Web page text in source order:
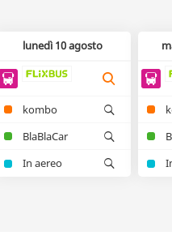
lunedì 10 agosto
kombo
BlaBlaCar
In aereo